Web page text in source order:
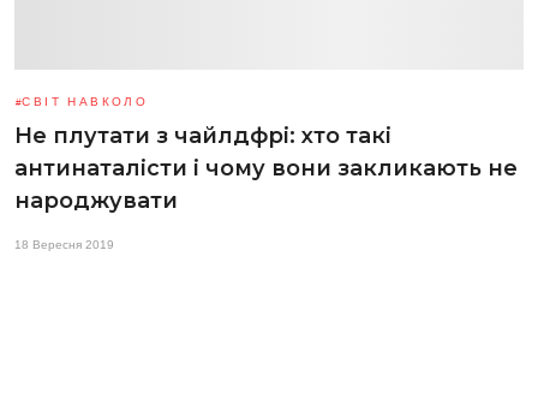
СВІТ НАВКОЛО
Не плутати з чайлдфрі: хто такі
антинаталісти і чому вони закликають не
народжувати
18 Вересня 2019